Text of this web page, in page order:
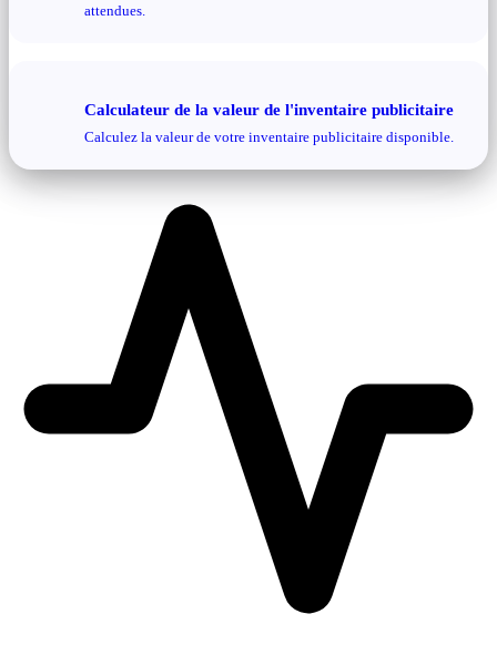
attendues.
Calculateur de la valeur de l'inventaire publicitaire
Calculez la valeur de votre inventaire publicitaire disponible.